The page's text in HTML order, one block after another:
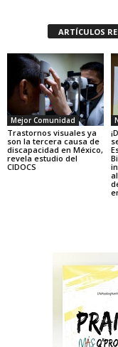
ARTÍCULOS
Mejor Comunidad
Trastornos visuales ya
son la tercera causa de
discapacidad en México,
revela estudio del
CIDOCS